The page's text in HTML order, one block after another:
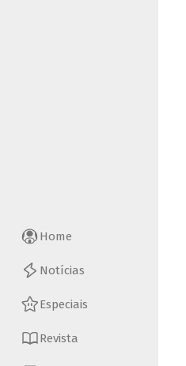
Home
Notícias
Especiais
Revista